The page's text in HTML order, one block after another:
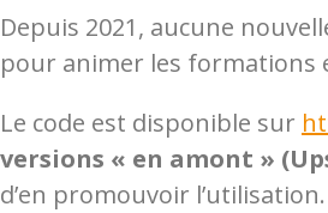
Depuis 2021, aucune
pour animer les formations
Le code est disponible sur
versions « en amont »
d’en promouvoir l’utilisation.